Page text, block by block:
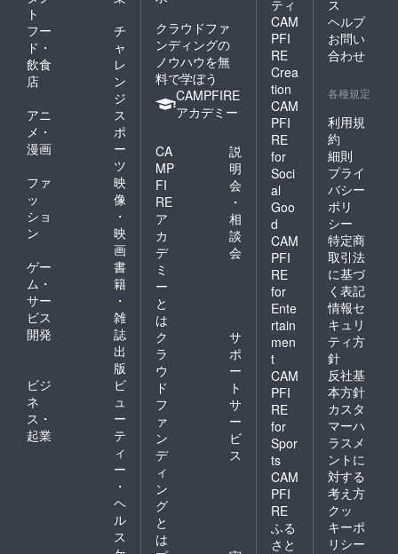
ト
フー
ド・
飲食
店
チ
ャ
レ
ン
ジ
アニ
メ・
漫画
ス
ポ
ー
ツ
ファ
ッ
ショ
ン
映
像
・
映
画
ゲー
ム・
サー
ビス
開発
書
籍
・
雑
誌
出
版
ビジ
ネ
ス・
起業
ビ
ュ
ー
テ
ィ
ー
・
ヘ
ル
ス
クラウドファ
ンディングの
ノウハウを無
料で学ぼう
CAMPFIRE
アカデミー
CA
MP
FI
RE
ア
カ
デ
ミ
ー
と
は
説
明
会
・
相
談
会
ク
ラ
ウ
ド
フ
ァ
ン
デ
ィ
ン
グ
と
は
サ
ポ
ー
ト
サ
ー
ビ
ス
ティ
CAM
PFI
RE
Crea
tion
CAM
PFI
RE
for
Soci
al
Goo
d
CAM
PFI
RE
for
Ente
rtain
men
t
CAM
PFI
RE
for
Spor
ts
CAM
PFI
RE
ふる
さと
ス
ヘルプ
お問い
合わせ
各種規定
利用規
約
細則
プライ
バシー
ポリ
シー
特定商
取引法
に基づ
く表記
情報セ
キュリ
ティ方
針
反社基
本方針
カスタ
マーハ
ラスメ
ントに
対する
考え方
クッ
キーポ
リシー